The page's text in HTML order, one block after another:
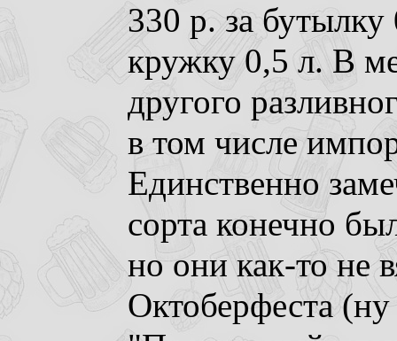
330 р. за
кружку 0,5 л. В
другого
в том числе
Единственно
сорта конечно
но они как-то не
Октоберфеста